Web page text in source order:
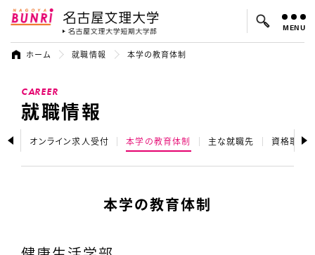
名古屋文理大学 名古屋文理大
よく検索されているキーワード：
MENU
ホーム 就職情報 本学の教育体制
CAREER
就職情報
へ オンライン求人受付 本学の教育体制 主な就職先 資格取得
本学の教育体制